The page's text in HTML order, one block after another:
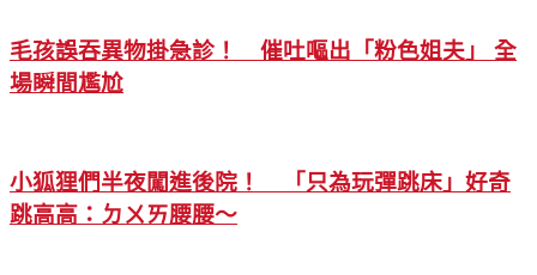
毛孩誤吞異物掛急診！ 催吐嘔出「粉色姐夫」 全
場瞬間尷尬
小狐狸們半夜闖進後院！ 「只為玩彈跳床」好奇
跳高高：ㄉㄨㄞ腰腰～